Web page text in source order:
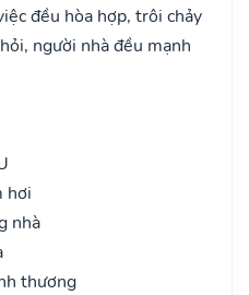
đều hòa hợp, trôi chảy
người nhà đều mạnh
hơi
nhà
thương